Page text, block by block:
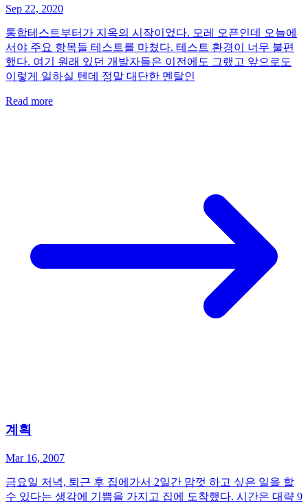
Sep 22, 2020
통합테스트부터가 지옥의 시작이었다. 모레 오픈인데 오늘에
서야 주요 항목들 테스트를 마쳤다. 테스트 환경이 너무 불편
했다. 여기 원래 있던 개발자들은 이전에도 그랬고 앞으로도
이렇게 일하실 텐데 정말 대단한 멘탈인
Read more
계획
Mar 16, 2007
금요일 저녁, 퇴근 후 집에가서 2일간 맘껏 하고 싶은 일을 할
수 있다는 생각에 기쁨을 가지고 집에 도착했다. 시간은 대략 9